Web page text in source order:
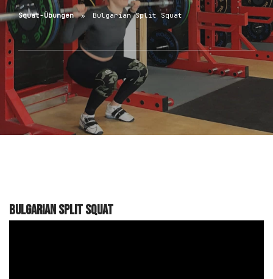
Squat-Übungen Bulgarian Split Squat
Bulgarian Split Squat